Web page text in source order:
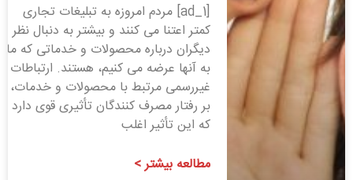
[ad_1] مردم امروزه به تبلیغات تجاری
کمتر اعتنا می کنند و بیشتر به دنبال نظر
دیگران درباره محصولات و خدماتی که ما
به آنها عرضه می کنیم، هستند. ارتباطات
غیررسمی مرتبط با محصولات و خدمات،
بر رفتار مصرف کنندگان تأثیری قوی دارد
که این تأثیر اغلب
مطالعه بیشتر >